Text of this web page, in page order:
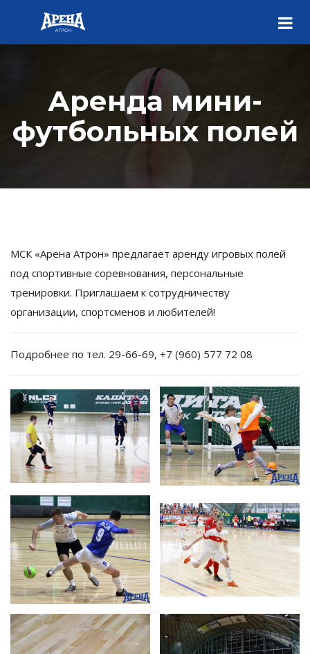
Аренда мини-
футбольных полей
МСК «Арена Атрон» предлагает аренду игровых полей
под спортивные соревнования, персональные
тренировки. Приглашаем к сотрудничеству
организации, спортсменов и любителей!
Подробнее по тел. 29-66-69, +7 (960) 577 72 08